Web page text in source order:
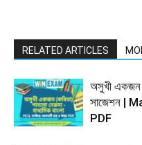
RELATED ARTICLES
অসুখী একজন
সাজেশন |
PDF